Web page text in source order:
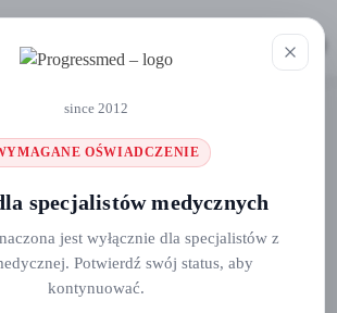
since 2012
OŚWIADCZENIE
specjalistów medycznych
jest wyłącznie dla specjalistów z
Potwierdź swój status, aby
kontynuować.
INTRASURG nr ref